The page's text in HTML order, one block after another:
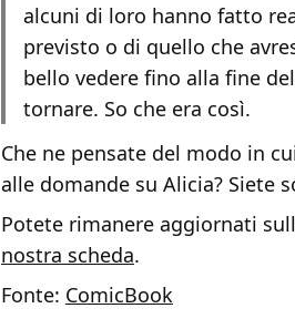
alcuni di loro hanno fatto
previsto o di quello che
bello vedere fino alla fine
tornare. So che era così.
Che ne pensate del modo in
alle domande su Alicia? Siete
Potete rimanere aggiornati
nostra scheda.
Fonte: ComicBook